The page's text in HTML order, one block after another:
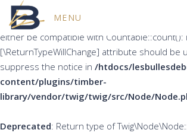
Deprecated
: Return type of
either be compatible with
[\ReturnTypeWillChange] attribute should be
suppress the notice in /htdocs/
content/plugins/timber-
library/vendor/twig/twig/src/Node/
Deprecated: Return type of
MENU